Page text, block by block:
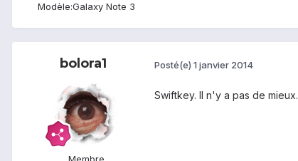
Modèle:Galaxy Note 3
bolora1 Posté(e) 1 janvier 2014
Swiftkey. Il n'y a pas de mieux.